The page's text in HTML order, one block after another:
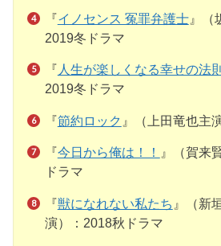
『イノセンス 冤罪弁護士』（
2019冬ドラマ
『 人生が楽しくなる幸せの法則
2019冬ドラマ
『節約ロック 』（上田竜也主
『今日から俺は！！
』（賀来
ドラマ
『獣になれない私たち 』（新
演）：2018秋ドラマ